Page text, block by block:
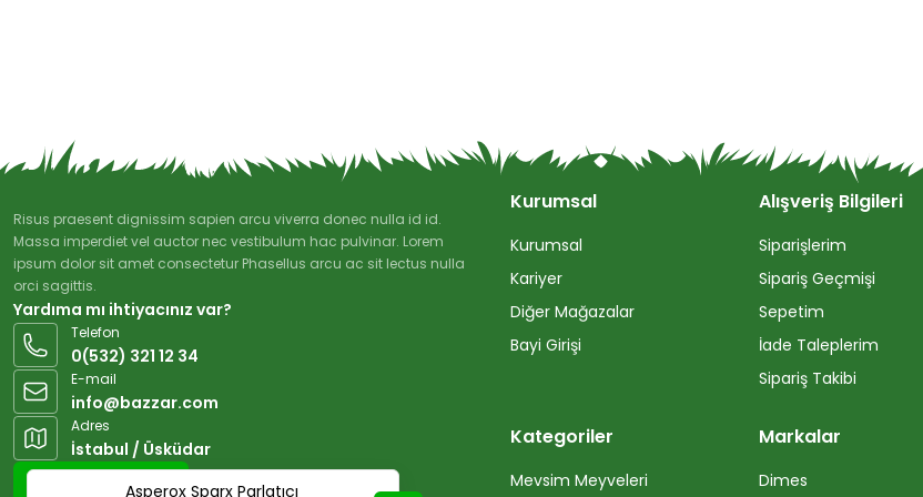
Asperox Sparx Parlatıcı
Risus praesent dignissim sapien arcu viverra donec nulla id id.
Massa imperdiet vel auctor nec vestibulum hac pulvinar. Lorem
ipsum dolor sit amet consectetur Phasellus arcu ac sit lectus nulla
orci sagittis.
Yardıma mı ihtiyacınız var?
Telefon
0(532) 321 12 34
E-mail
info@bazzar.com
Adres
İstabul / Üsküdar
Google Maps
Kurumsal
Kurumsal
Kariyer
Diğer Mağazalar
Bayi Girişi
Alışveriş Bilgileri
Siparişlerim
Sipariş Geçmişi
Sepetim
İade Taleplerim
Sipariş Takibi
Kategoriler
Mevsim Meyveleri
Markalar
Dimes